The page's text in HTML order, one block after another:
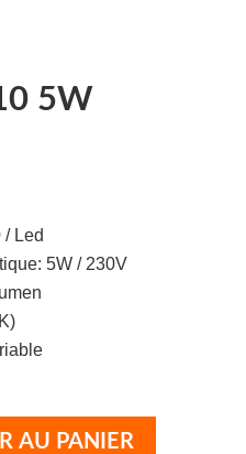
5W
:
/ Led
5W / 230V
AU PANIER